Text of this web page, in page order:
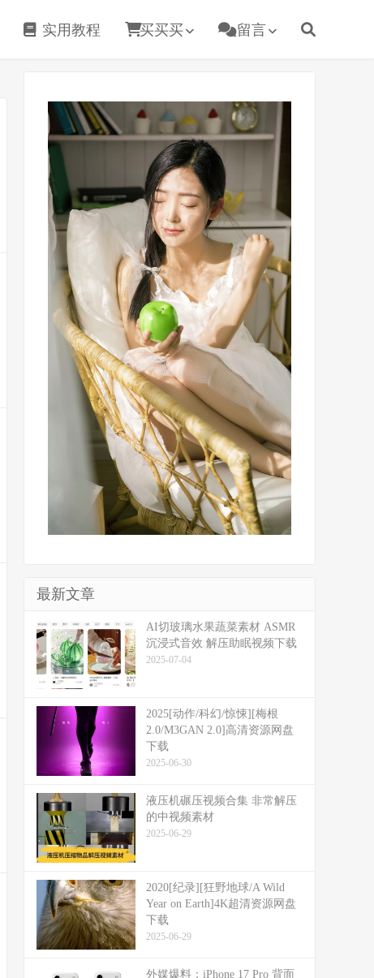
实用教程 买买买 留言
最新文章
​​AI切玻璃水果蔬菜素材 ASMR
沉浸式音效 解压助眠视频下载
2025-07-04
2025[动作/科幻/惊悚][梅根
2.0/M3GAN 2.0]高清资源网盘
下载
2025-06-30
液压机碾压视频合集 非常解压
的中视频素材
2025-06-29
2020[纪录][狂野地球/A Wild
Year on Earth]4K超清资源网盘
下载
2025-06-29
外媒爆料：​​iPhone 17 Pro 背面